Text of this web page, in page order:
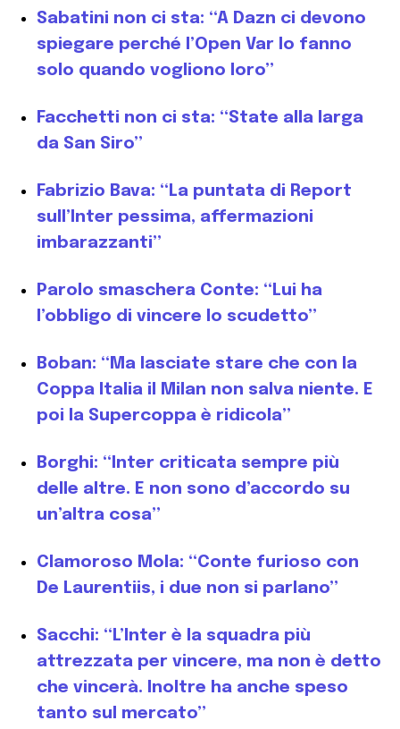
Sabatini non ci sta: “A Dazn ci devono
spiegare perché l’Open Var lo fanno
solo quando vogliono loro”
Facchetti non ci sta: “State alla larga
da San Siro”
Fabrizio Bava: “La puntata di Report
sull’Inter pessima, affermazioni
imbarazzanti”
Parolo smaschera Conte: “Lui ha
l’obbligo di vincere lo scudetto”
Boban: “Ma lasciate stare che con la
Coppa Italia il Milan non salva niente. E
poi la Supercoppa è ridicola”
Borghi: “Inter criticata sempre più
delle altre. E non sono d’accordo su
un’altra cosa”
Clamoroso Mola: “Conte furioso con
De Laurentiis, i due non si parlano”
Sacchi: “L’Inter è la squadra più
attrezzata per vincere, ma non è detto
che vincerà. Inoltre ha anche speso
tanto sul mercato”